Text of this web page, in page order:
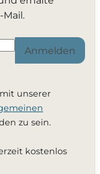
Anmelden
unserer
zu sein.
kostenlos